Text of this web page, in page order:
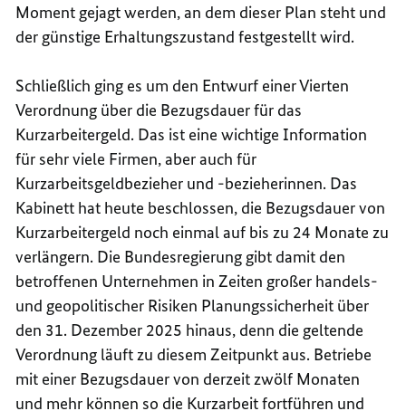
Moment gejagt werden, an dem dieser Plan steht und
der günstige Erhaltungszustand festgestellt wird.
Schließlich ging es um den Entwurf einer Vierten
Verordnung über die Bezugsdauer für das
Kurzarbeitergeld. Das ist eine wichtige Information
für sehr viele Firmen, aber auch für
Kurzarbeitsgeldbezieher und -bezieherinnen. Das
Kabinett hat heute beschlossen, die Bezugsdauer von
Kurzarbeitergeld noch einmal auf bis zu 24 Monate zu
verlängern. Die Bundesregierung gibt damit den
betroffenen Unternehmen in Zeiten großer handels-
und geopolitischer Risiken Planungssicherheit über
den 31. Dezember 2025 hinaus, denn die geltende
Verordnung läuft zu diesem Zeitpunkt aus. Betriebe
mit einer Bezugsdauer von derzeit zwölf Monaten
und mehr können so die Kurzarbeit fortführen und